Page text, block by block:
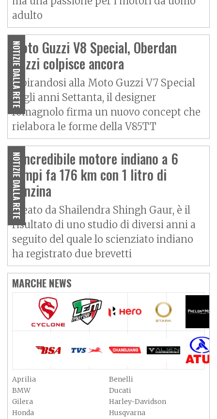
adulto
NOTIZIE DALLA RETE
Moto Guzzi V8 Special, Oberdan
Bezzi colpisce ancora
Ispirandosi alla Moto Guzzi V7 Special
degli anni Settanta, il designer
romagnolo firma un nuovo concept che
rielabora le forme della V85TT
NOTIZIE DALLA RETE
L’incredibile motore indiano a 6
tempi fa 176 km con 1 litro di
benzina
Ideato da Shailendra Shingh Gaur, è il
risultato di uno studio di diversi anni a
seguito del quale lo scienziato indiano
ha registrato due brevetti
MARCHE NEWS
Aprilia
Benelli
BMW
Ducati
Gilera
Harley-Davidson
Honda
Husqvarna